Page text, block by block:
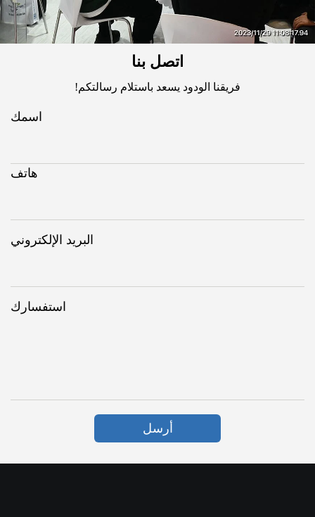
اتصل بنا
فريقنا الودود يسعد باستلام رسالتكم!
اسمك
هاتف
البريد الإلكتروني
استفسارك
أرسل